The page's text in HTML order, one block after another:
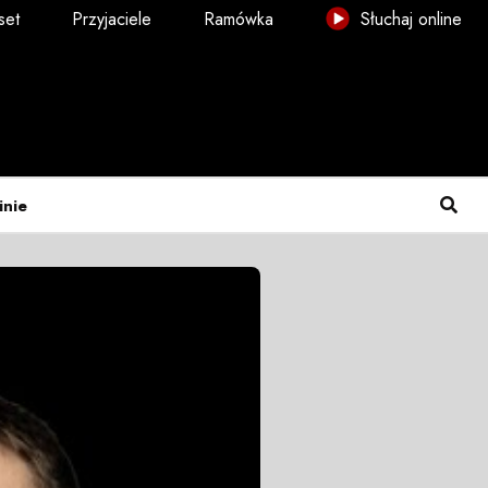
Przyjaciele Ramówka Słuchaj online